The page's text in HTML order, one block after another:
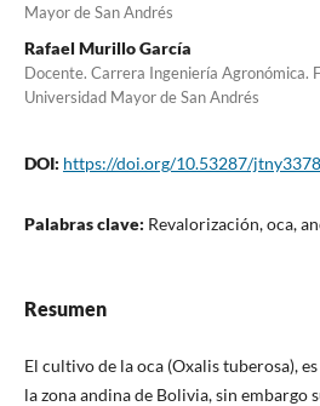
Mayor de San Andrés
Rafael Murillo García
Docente. Carrera Ingeniería Agronómica.
Universidad Mayor de San Andrés
DOI: https://doi.org/10.53287/
Palabras clave: Revalorización, oca,
Resumen
El cultivo de la oca (Oxalis tuberosa),
la zona andina de Bolivia, sin embargo